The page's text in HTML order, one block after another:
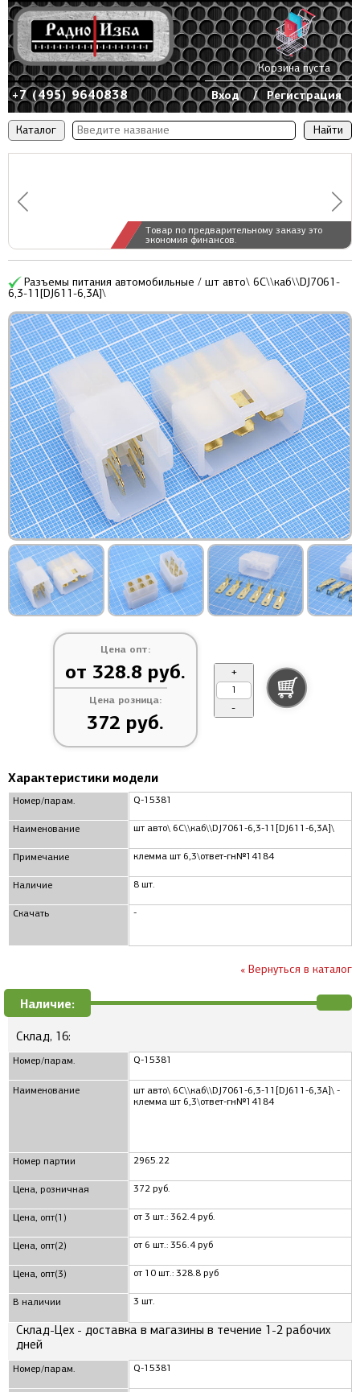
Каталог
Товар по предварительному заказу это
экономия финансов.
+7 (495) 9640838 Вход / Регистрация
Корзина пуста
Разъемы питания автомобильные / шт авто\ 6C\\каб\\DJ7061-
6,3-11[DJ611-6,3A]\
Цена опт:
от 328.8 руб.
Цена розница:
372 руб.
+
-
Характеристики модели
Номер/парам.
Наименование
Примечание
Наличие
Скачать
Q-15381
шт авто\ 6C\\каб\\DJ7061-6,3-11[DJ611-6,3A]\
клемма шт 6,3\ответ-гн№14184
8 шт.
-
« Вернуться в каталог
Наличие:
Склад, 16:
Номер/парам.
Наименование
Номер партии
Цена, розничная
Цена, опт(1)
Цена, опт(2)
Цена, опт(3)
В наличии
Q-15381
шт авто\ 6C\\каб\\DJ7061-6,3-11[DJ611-6,3A]\ -
клемма шт 6,3\ответ-гн№14184
2965.22
372 руб.
от 3 шт.: 362.4 руб.
от 6 шт.: 356.4 руб
от 10 шт.: 328.8 руб
3 шт.
Склад-Цех - доставка в магазины в течение 1-2 рабочих
дней
Номер/парам. Q-15381